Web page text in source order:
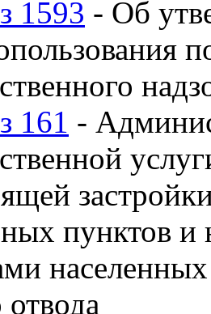
1593 - Об
161 -
пунктов и
отвода